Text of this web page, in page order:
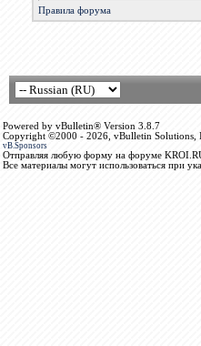
Правила форума
Powered by vBulletin® Version 3.8.7
Copyright ©2000 - 2026, vBulletin Solutions,
vB.Sponsors
Отправляя любую форму на форуме
Все материалы могут использоваться при